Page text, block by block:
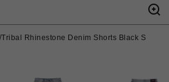
Tribal Rhinestone Denim Shorts Black S